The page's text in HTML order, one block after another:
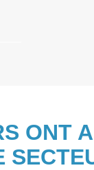
ONT